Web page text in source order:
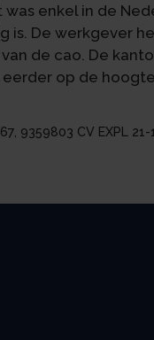
enkel in de
is. De werkgever
de cao. De
op de
9359803 CV EXPL